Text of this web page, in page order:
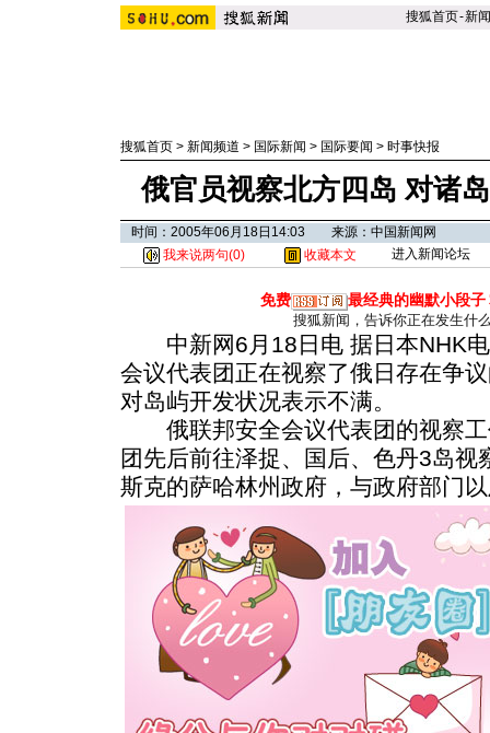
搜狐首页-新闻
搜狐首页 > 新闻频道 > 国际新闻 > 国际要闻 > 时事快报
俄官员视察北方四岛 对诸
时间：2005年06月18日14:03 来源：中国新闻网
我来说两句(0) 收藏本文 进入新闻论坛
免费 最经典的幽默小段子
搜狐新闻，告诉你正在发生什
中新网6月18日电 据日本NHK电
会议代表团正在视察了俄日存在争
对岛屿开发状况表示不满。
俄联邦安全会议代表团的视察工
团先后前往泽捉、国后、色丹3岛
斯克的萨哈林州政府，与政府部门